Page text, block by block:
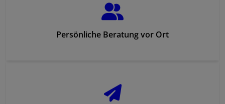
Persönliche Beratung vor Ort